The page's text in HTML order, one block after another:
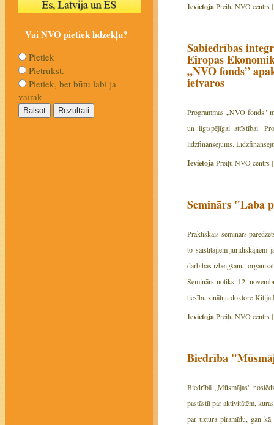
IevietojaPreiļu NVO centrs |
Sabiedrības
Eiropas
„NVO fonds”
ietvaros
Programmas „NVO fonds"
un ilgtspējīgai attīstībai.
līdzfinansējums.
IevietojaPreiļu NVO centrs |
Seminārs "Laba
Praktiskais seminārs
to saistītajiem juridiskajiem
darbības izbeigšanu,
Seminārs notiks: 12.
tiesību zinātņu doktore Kitija
IevietojaPreiļu NVO centrs |
Biedrība
Biedrībā „Mūsmājas"
pastāstīt par aktivitātēm,
par uztura piramīdu, gan
Vai NVO pietiek līdzekļu?
Pietiek
Pietrūkst.
Pietiek, bet būtu labi ja
vairāk